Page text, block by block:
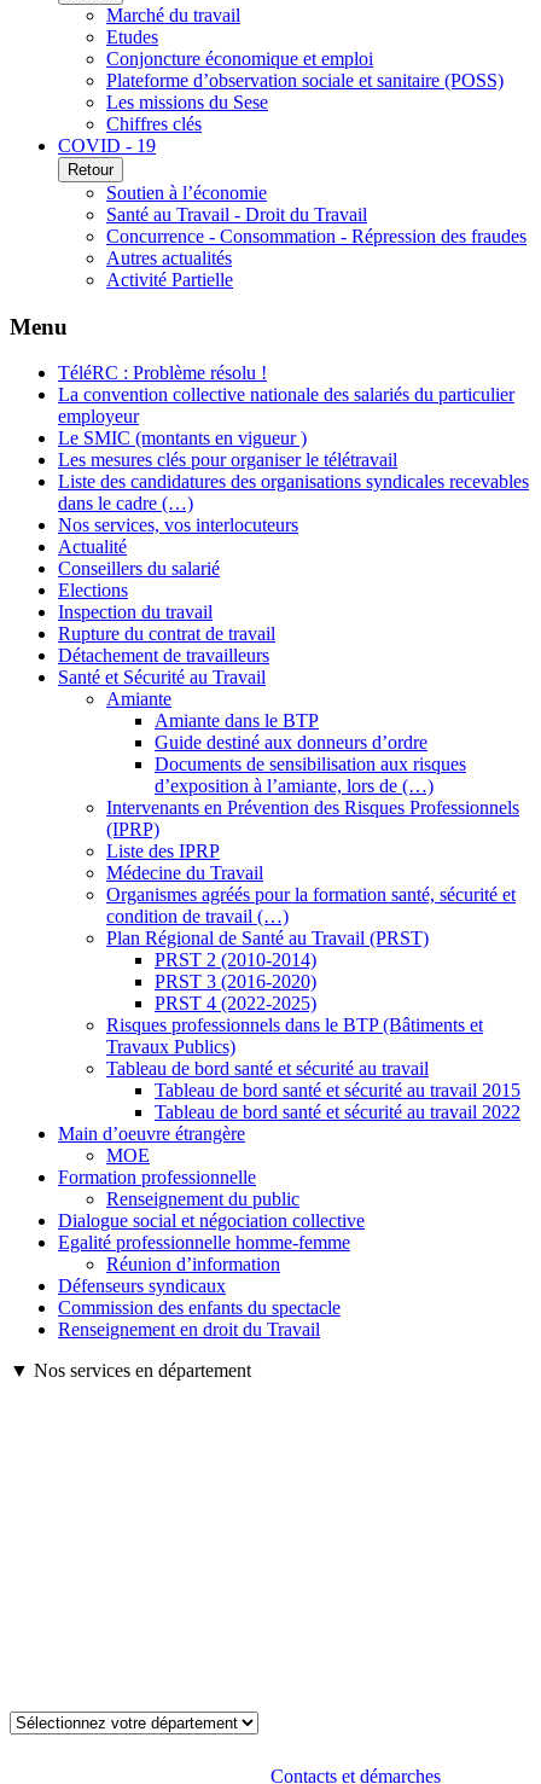
Marché du travail
Etudes
Conjoncture économique et emploi
Plateforme d’observation sociale et sanitaire (POSS)
Les missions du Sese
Chiffres clés
COVID - 19
Retour
Soutien à l’économie
Santé au Travail - Droit du Travail
Concurrence - Consommation - Répression des fraudes
Autres actualités
Activité Partielle
Menu
TéléRC : Problème résolu !
La convention collective nationale des salariés du particulier
employeur
Le SMIC (montants en vigueur )
Les mesures clés pour organiser le télétravail
Liste des candidatures des organisations syndicales recevables
dans le cadre (…)
Nos services, vos interlocuteurs
Actualité
Conseillers du salarié
Elections
Inspection du travail
Rupture du contrat de travail
Détachement de travailleurs
Santé et Sécurité au Travail
Amiante
Amiante dans le BTP
Guide destiné aux donneurs d’ordre
Documents de sensibilisation aux risques
d’exposition à l’amiante, lors de (…)
Intervenants en Prévention des Risques Professionnels
(IPRP)
Liste des IPRP
Médecine du Travail
Organismes agréés pour la formation santé, sécurité et
condition de travail (…)
Plan Régional de Santé au Travail (PRST)
PRST 2 (2010-2014)
PRST 3 (2016-2020)
PRST 4 (2022-2025)
Risques professionnels dans le BTP (Bâtiments et
Travaux Publics)
Tableau de bord santé et sécurité au travail
Tableau de bord santé et sécurité au travail 2015
Tableau de bord santé et sécurité au travail 2022
Main d’oeuvre étrangère
MOE
Formation professionnelle
Renseignement du public
Dialogue social et négociation collective
Egalité professionnelle homme-femme
Réunion d’information
Défenseurs syndicaux
Commission des enfants du spectacle
Renseignement en droit du Travail
▼ Nos services en département
Contacts et démarches